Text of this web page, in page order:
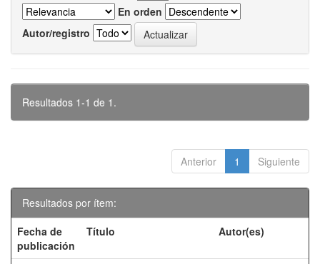
En orden
Autor/registro
Resultados 1-1 de 1.
Anterior 1 Siguiente
Resultados por ítem:
Fecha de
publicación
Título Autor(es)